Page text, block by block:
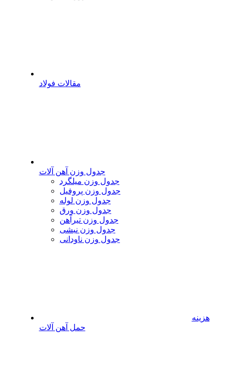
مقالات فولاد
جدول وزن آهن آلات
جدول وزن میلگرد
جدول وزن پروفیل
جدول وزن لوله
جدول وزن ورق
جدول وزن تیرآهن
جدول وزن نبشی
جدول وزن ناودانی
هزینه
حمل آهن آلات